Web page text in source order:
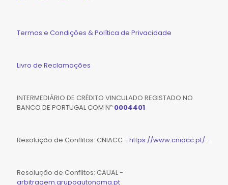
Termos e Condições & Política de Privacidade
Livro de Reclamações
INTERMEDIÁRIO DE CRÉDITO VINCULADO REGISTADO NO
BANCO DE PORTUGAL COM Nº 0004401
Resolução de Conflitos: CNIACC - https://www.cniacc.pt/...
Resolução de Conflitos: CAUAL -
arbitragem.grupoautonoma.pt